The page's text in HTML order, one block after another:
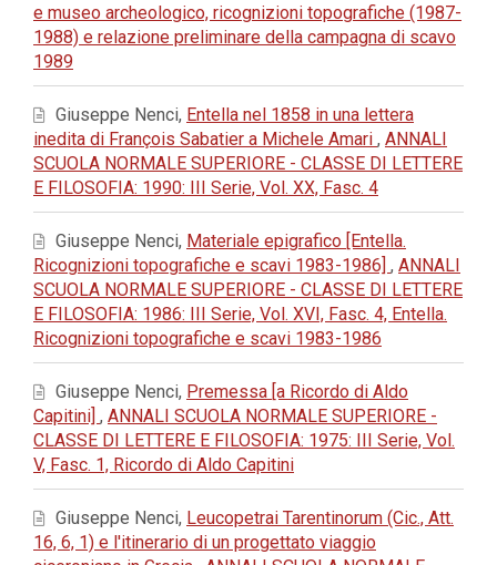
e museo archeologico, ricognizioni topografiche (1987-
1988) e relazione preliminare della campagna di scavo
1989
Giuseppe Nenci, Entella nel 1858 in una lettera
inedita di François Sabatier a Michele Amari , ANNALI
SCUOLA NORMALE SUPERIORE - CLASSE DI LETTERE
E FILOSOFIA: 1990: III Serie, Vol. XX, Fasc. 4
Giuseppe Nenci, Materiale epigrafico [Entella.
Ricognizioni topografiche e scavi 1983-1986] , ANNALI
SCUOLA NORMALE SUPERIORE - CLASSE DI LETTERE
E FILOSOFIA: 1986: III Serie, Vol. XVI, Fasc. 4, Entella.
Ricognizioni topografiche e scavi 1983-1986
Giuseppe Nenci, Premessa [a Ricordo di Aldo
Capitini] , ANNALI SCUOLA NORMALE SUPERIORE -
CLASSE DI LETTERE E FILOSOFIA: 1975: III Serie, Vol.
V, Fasc. 1, Ricordo di Aldo Capitini
Giuseppe Nenci, Leucopetrai Tarentinorum (Cic., Att.
16, 6, 1) e l'itinerario di un progettato viaggio